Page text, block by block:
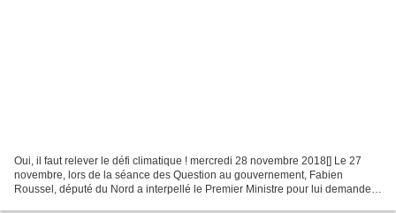
Oui, il faut relever le défi climatique ! mercredi 28 novembre 2018[] Le 27
novembre, lors de la séance des Question au gouvernement, Fabien
Roussel, député du Nord a interpellé le Premier Ministre pour lui demander